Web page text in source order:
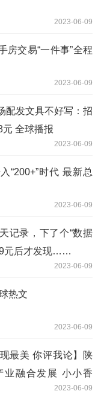
2023-06-09
房交易“一件事”全程
2023-06-09
配发文具不好写：招
全球播报
2023-06-09
“200+”时代 最新总
2023-06-09
记录，下了个“数据
元后才发现……
2023-06-09
热文
2023-06-09
最美 你评我论】陕
业融合发展 小小香
2023-06-09